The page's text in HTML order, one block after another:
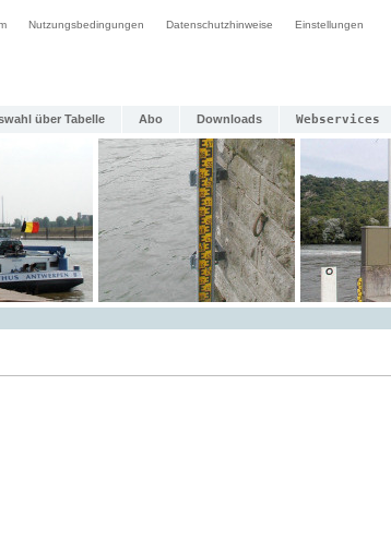
Nutzungsbedingungen Datenschutzhinweise Einstellungen
über Tabelle Abo Downloads Webservices